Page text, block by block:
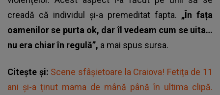
creadă că individul și-a premeditat fapta. „În fața
oamenilor se purta ok, dar îl vedeam cum se uita…
nu era chiar în regulă”, a mai spus sursa.
Citește și: Scene sfâșietoare la Craiova! Fetița de 11
ani și-a ținut mama de mână până în ultima clipă.